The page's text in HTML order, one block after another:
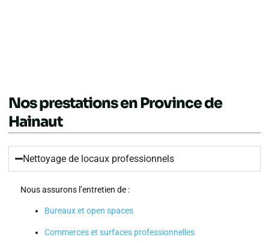
Nos prestations en Province de
Hainaut
Nettoyage de locaux professionnels
Nous assurons l’entretien de :
Bureaux et open spaces
Commerces et surfaces professionnelles